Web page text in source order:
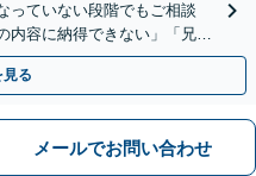
っていない段階でもご相談
内容に納得できない」「兄弟
ど幅広いお悩みに対応
る
メールでお問い合わせ